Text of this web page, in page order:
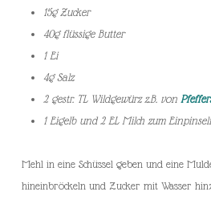
15g Zucker
40g flüssige Butter
1 Ei
4g Salz
2 gestr. TL Wildgewürz z.B. von
1 Eigelb und 2 EL Milch zum
Mehl in eine Schüssel geben und eine
hineinbröckeln und Zucker mit Wasser